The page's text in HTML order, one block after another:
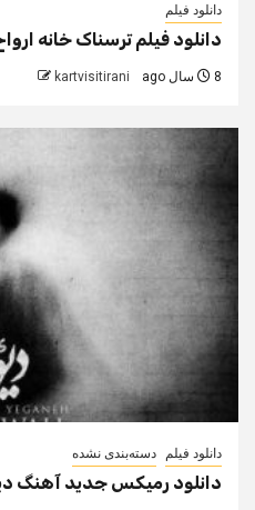
دانلود فیلم
دانلود فیلم ترسناک خانه
8 سال ago kartvisitirani
دانلود فیلم دسته‌بندی نشده
دانلود رمیکس جدید آهنگ